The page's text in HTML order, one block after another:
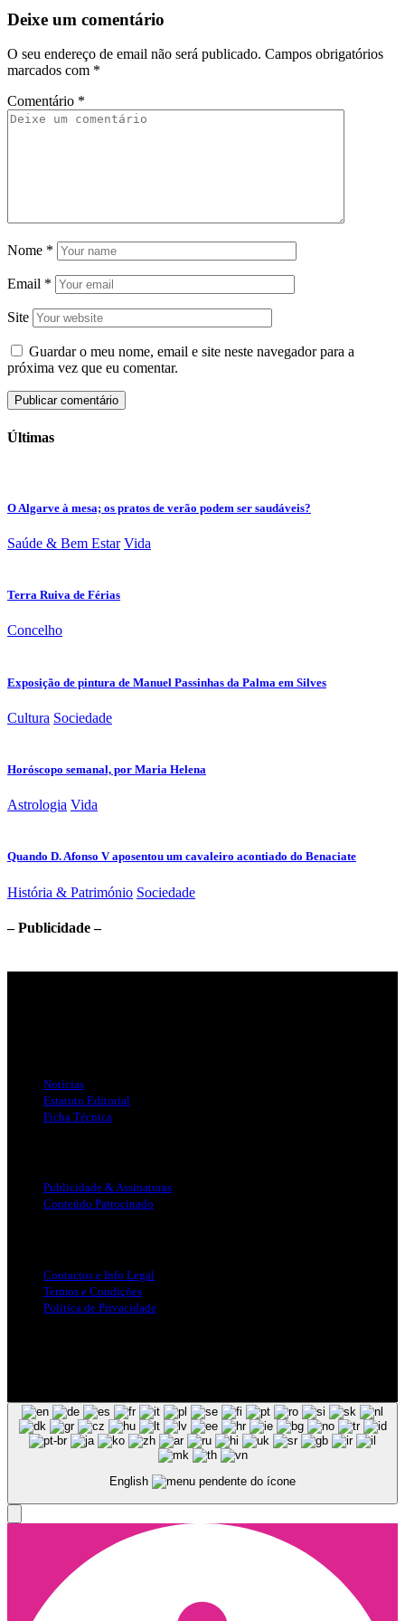
Deixe um comentário
O seu endereço de email não será publicado. Campos obrigatórios
marcados com *
Comentário *
Nome *
Email *
Site
Guardar o meu nome, email e site neste navegador para a
próxima vez que eu comentar.
Últimas
O Algarve à mesa; os pratos de verão podem ser saudáveis?
Saúde & Bem Estar Vida
Terra Ruiva de Férias
Concelho
Exposição de pintura de Manuel Passinhas da Palma em Silves
Cultura Sociedade
Horóscopo semanal, por Maria Helena
Astrologia Vida
Quando D. Afonso V aposentou um cavaleiro acontiado do Benaciate
História & Património Sociedade
– Publicidade –
Notícias
Estatuto Editorial
Ficha Técnica
Publicidade & Assinaturas
Conteúdo Patrocinado
Contactos e Info Legal
Termos e Condições
Politica de Privacidade
English